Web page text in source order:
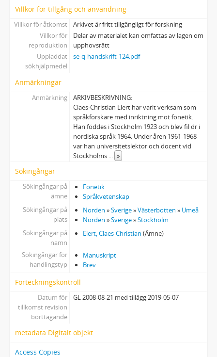
Villkor för tillgång och användning
Villkor för åtkomst
Arkivet är fritt tillgängligt för forskning
Villkor för
reproduktion
Delar av materialet kan omfattas av lagen om
upphovsrätt
Uppladdat
sökhjälpmedel
se-q-handskrift-124.pdf
Anmärkningar
Anmärkning
ARKIVBESKRIVNING:
Claes-Christian Elert har varit verksam som
språkforskare med inriktning mot fonetik.
Han föddes i Stockholm 1923 och blev fil dr i
nordiska språk 1964. Under åren 1961-1968
var han universitetslektor och docent vid
Stockholms ... »
Sökingångar
Sökingångar på
ämne
Fonetik
Språkvetenskap
Sökingångar på
plats
Norden »Sverige»Västerbotten » Umeå
Norden »Sverige»Stockholm
Sökingångar på
namn
Elert, Claes-Christian (Ämne)
Sökingångar för
handlingstyp
Manuskript
Brev
Förteckningskontroll
Datum för
tillkomst revision
borttagande
GL 2008-08-21 med tillägg 2019-05-07
metadata Digitalt objekt
Access Copies